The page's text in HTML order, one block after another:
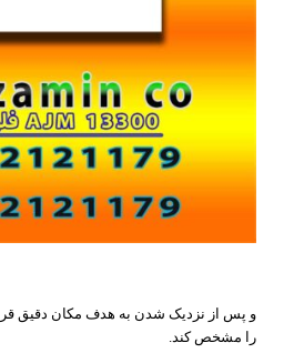
و پس از نزدیک شدن به هدف مکان دقیق
را مشخص کند.